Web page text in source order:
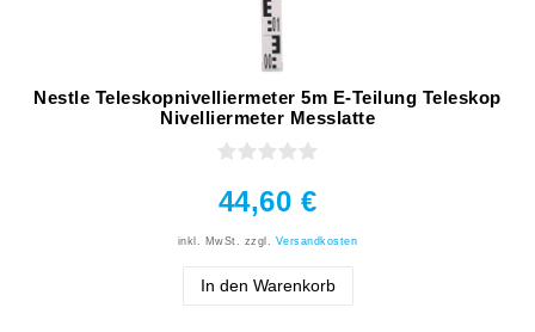
Nestle Teleskopnivelliermeter 5m E-Teilung Teleskop
Nivelliermeter Messlatte
44,60 €
inkl. MwSt. zzgl. Versandkosten
In den Warenkorb